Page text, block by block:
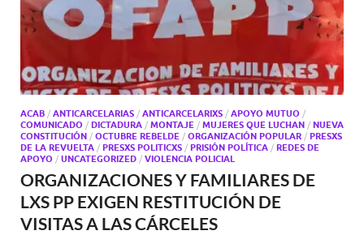
ACAB / ANTICARCELARIAS / ANTICARCELARIXS / APOYO MUTUO /
COMUNICADO / DICTADURA / MONTAJE / MUJERES QUE LUCHAN / NUEVA
CONSTITUCIÓN / OCTUBRE REBELDE / ORGANIZACIÓN POPULAR / PRESXS
DE LA REVUELTA / PRESXS POLITICXS / PRISIÓN POLÍTICA / REDES DE
APOYO / UNCATEGORIZED / VIOLENCIA POLICIAL
ORGANIZACIONES Y FAMILIARES DE
LXS PP EXIGEN RESTITUCIÓN DE
VISITAS A LAS CÁRCELES